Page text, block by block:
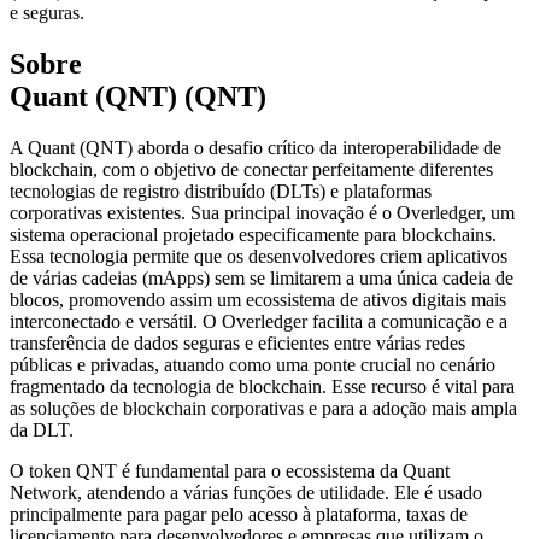
e seguras.
Sobre
Quant (QNT) (QNT)
A Quant (QNT) aborda o desafio crítico da interoperabilidade de
blockchain, com o objetivo de conectar perfeitamente diferentes
tecnologias de registro distribuído (DLTs) e plataformas
corporativas existentes. Sua principal inovação é o Overledger, um
sistema operacional projetado especificamente para blockchains.
Essa tecnologia permite que os desenvolvedores criem aplicativos
de várias cadeias (mApps) sem se limitarem a uma única cadeia de
blocos, promovendo assim um ecossistema de ativos digitais mais
interconectado e versátil. O Overledger facilita a comunicação e a
transferência de dados seguras e eficientes entre várias redes
públicas e privadas, atuando como uma ponte crucial no cenário
fragmentado da tecnologia de blockchain. Esse recurso é vital para
as soluções de blockchain corporativas e para a adoção mais ampla
da DLT.
O token QNT é fundamental para o ecossistema da Quant
Network, atendendo a várias funções de utilidade. Ele é usado
principalmente para pagar pelo acesso à plataforma, taxas de